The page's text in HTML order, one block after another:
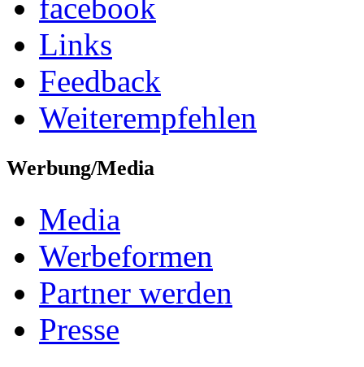
facebook
Links
Feedback
Weiterempfehlen
Werbung/Media
Media
Werbeformen
Partner werden
Presse